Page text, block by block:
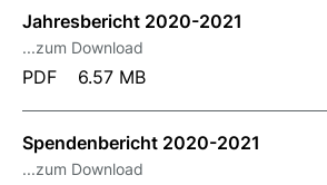
Jahresbericht 2020-2021
...zum Download
PDF 6.57 MB
Spendenbericht 2020-2021
...zum Download